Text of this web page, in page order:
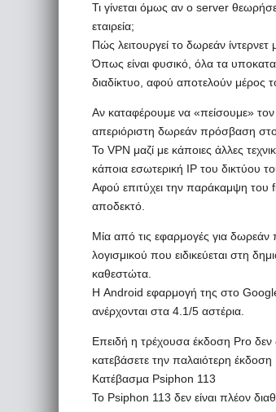
Τι γίνεται όμως αν ο server
εταιρεία;
Πώς λειτουργεί το δωρεάν
Όπως είναι φυσικό, όλα τα
διαδίκτυο, αφού αποτελούν μέρος
Αν καταφέρουμε να «πείσουμε» τον
απεριόριστη δωρεάν πρόσβαση στο
Το VPN μαζί με κάποιες άλλες
κάποια εσωτερική IP του δικτύου
Αφού επιτύχει την παράκαμψη του
αποδεκτό.
Μία από τις εφαρμογές για δωρεάν
λογισμικού που ειδικεύεται στη
καθεστώτα.
Η Android εφαρμογή της στο Google
ανέρχονται στα 4.1/5 αστέρια.
Επειδή η τρέχουσα έκδοση Pro
κατεβάσετε την παλαιότερη έκδοση
Κατέβασμα Psiphon 113
Το Psiphon 113 δεν είναι πλέον